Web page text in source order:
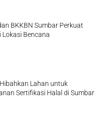
BKKBN Sumbar Perkuat
Lokasi Bencana
Lahan untuk
Sertifikasi Halal di Sumbar